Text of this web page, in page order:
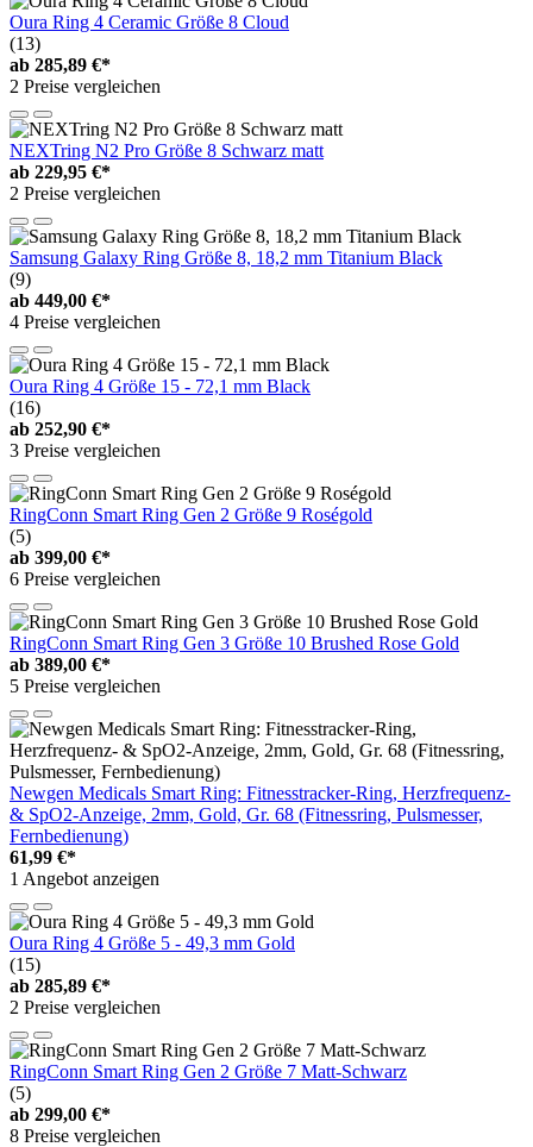
Oura Ring 4 Ceramic Größe 8 Cloud
(13)
ab 285,89 €*
2 Preise vergleichen
NEXTring N2 Pro Größe 8 Schwarz matt
ab 229,95 €*
2 Preise vergleichen
Samsung Galaxy Ring Größe 8, 18,2 mm Titanium Black
(9)
ab 449,00 €*
4 Preise vergleichen
Oura Ring 4 Größe 15 - 72,1 mm Black
(16)
ab 252,90 €*
3 Preise vergleichen
RingConn Smart Ring Gen 2 Größe 9 Roségold
(5)
ab 399,00 €*
6 Preise vergleichen
RingConn Smart Ring Gen 3 Größe 10 Brushed Rose Gold
ab 389,00 €*
5 Preise vergleichen
Newgen Medicals Smart Ring: Fitnesstracker-Ring, Herzfrequenz-
& SpO2-Anzeige, 2mm, Gold, Gr. 68 (Fitnessring, Pulsmesser,
Fernbedienung)
61,99 €*
1 Angebot anzeigen
Oura Ring 4 Größe 5 - 49,3 mm Gold
(15)
ab 285,89 €*
2 Preise vergleichen
RingConn Smart Ring Gen 2 Größe 7 Matt-Schwarz
(5)
ab 299,00 €*
8 Preise vergleichen